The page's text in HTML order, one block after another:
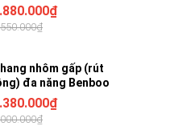
45G 5 bậc khóa gạt
nhôm gấp (rút
đa năng Benboo
44G 4 bậc khóa gạt